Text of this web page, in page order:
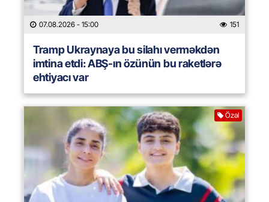
07.08.2026 - 15:00 151
Tramp Ukraynaya bu silahı verməkdən
imtina etdi: ABŞ-ın özünün bu raketlərə
ehtiyacı var
Özəl